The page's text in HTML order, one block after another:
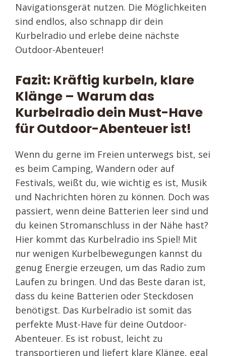
Navigationsgerät nutzen. Die Möglichkeiten
sind endlos, also schnapp dir dein
Kurbelradio und erlebe deine nächste
Outdoor-Abenteuer!
Fazit: Kräftig kurbeln, klare
Klänge – Warum das
Kurbelradio dein Must-Have
für Outdoor-Abenteuer ist!
Wenn du gerne im Freien unterwegs bist, sei
es beim Camping, Wandern oder auf
Festivals, weißt du, wie wichtig es ist, Musik
und Nachrichten hören zu können. Doch was
passiert, wenn deine Batterien leer sind und
du keinen Stromanschluss in der Nähe hast?
Hier kommt das Kurbelradio ins Spiel! Mit
nur wenigen Kurbelbewegungen kannst du
genug Energie erzeugen, um das Radio zum
Laufen zu bringen. Und das Beste daran ist,
dass du keine Batterien oder Steckdosen
benötigst. Das Kurbelradio ist somit das
perfekte Must-Have für deine Outdoor-
Abenteuer. Es ist robust, leicht zu
transportieren und liefert klare Klänge, egal